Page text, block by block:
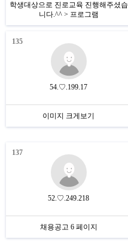
학생대상으로 진로교육 진행해주셨습
니다.^^ > 프로그램
135
54.♡.199.17
이미지 크게보기
137
52.♡.249.218
채용공고 6 페이지